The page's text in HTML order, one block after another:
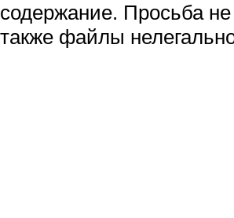
содержание. Просьба
также файлы